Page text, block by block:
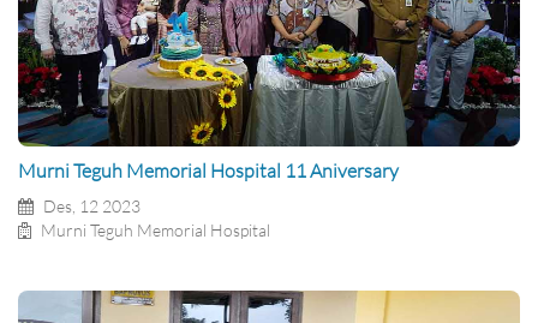
Murni Teguh Memorial Hospital 11 Aniversary
Des, 12 2023
Murni Teguh Memorial Hospital